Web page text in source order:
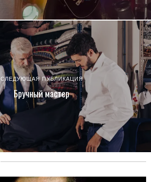
СЛЕДУЮЩАЯ ПУБЛИКАЦИЯ
Бручный мастер